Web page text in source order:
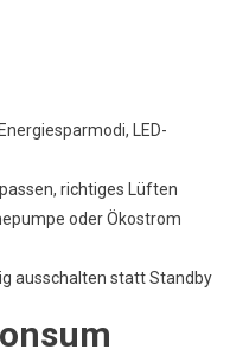
Energiesparmodi, LED-
richtiges Lüften
oder Ökostrom
ausschalten statt Standby